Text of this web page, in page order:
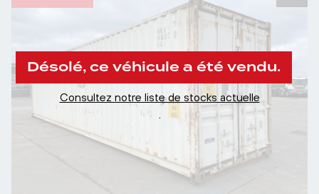
Désolé, ce véhicule a été vendu.
Consultez notre liste de stocks actuelle
.